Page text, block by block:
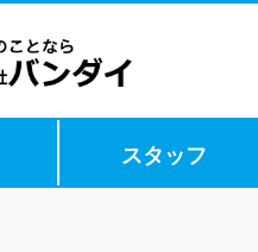
スタッフ